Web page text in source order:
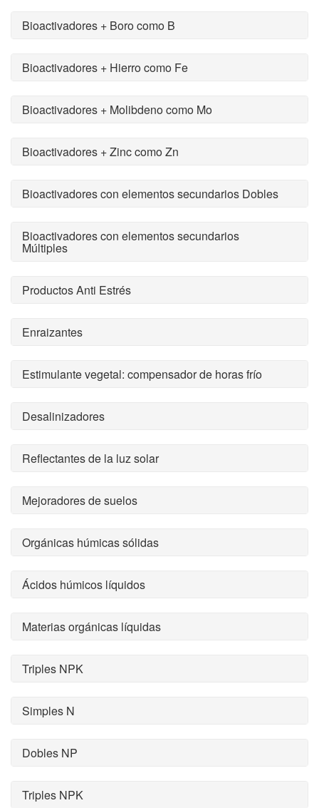
Bioactivadores + Boro como B
Bioactivadores + Hierro como Fe
Bioactivadores + Molibdeno como Mo
Bioactivadores + Zinc como Zn
Bioactivadores con elementos secundarios Dobles
Bioactivadores con elementos secundarios
Múltiples
Productos Anti Estrés
Enraizantes
Estimulante vegetal: compensador de horas frío
Desalinizadores
Reflectantes de la luz solar
Mejoradores de suelos
Orgánicas húmicas sólidas
Ácidos húmicos líquidos
Materias orgánicas líquidas
Triples NPK
Simples N
Dobles NP
Triples NPK